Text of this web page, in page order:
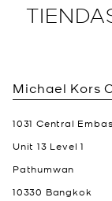
Michael Kors
1031 Central
Unit 13 Level 1
Pathumwan
10330 Bangkok